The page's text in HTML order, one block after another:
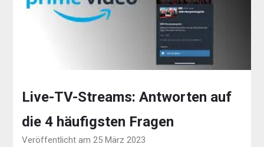
Live-TV-Streams: Antworten auf
die 4 häufigsten Fragen
Veröffentlicht am 25 März 2023